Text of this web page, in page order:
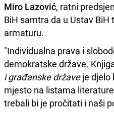
Miro Lazović, ratni
BiH samtra da u Ustav
armaturu.
"Individualna prava i
demokratske države.
i građanske državeje djelo
mjesto na listama
trebali bi je pročitati i naši